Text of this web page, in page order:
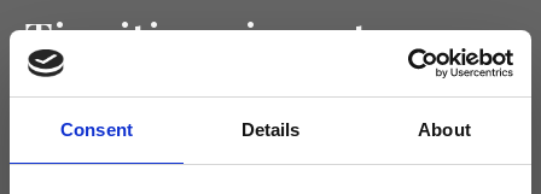
Consent Details About
Tieniti aggiornato
Non perdere le novità di Ripani, iscriviti alla newsletter!